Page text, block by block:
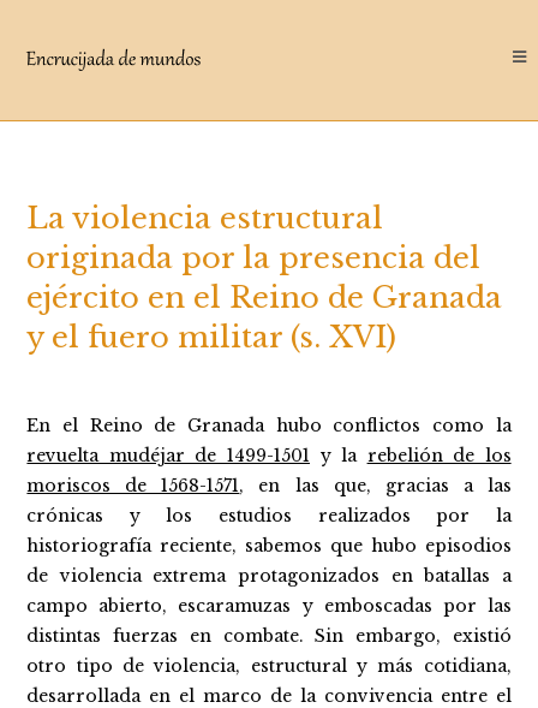
contenido
La violencia estructural
originada por la presencia del
ejército en el Reino de Granada
y el fuero militar (s. XVI)
En el Reino de Granada hubo conflictos como la
revuelta mudéjar de 1499-1501 y la rebelión de los
moriscos de 1568-1571, en las que, gracias a las
crónicas y los estudios realizados por la
historiografía reciente, sabemos que hubo episodios
de violencia extrema protagonizados en batallas a
campo abierto, escaramuzas y emboscadas por las
distintas fuerzas en combate. Sin embargo, existió
otro tipo de violencia, estructural y más cotidiana,
desarrollada en el marco de la convivencia entre el